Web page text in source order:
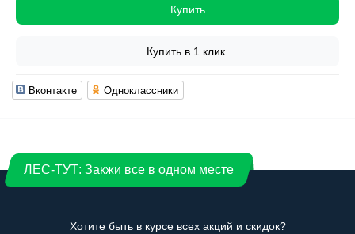
Купить
Купить в 1 клик
Вконтакте Одноклассники
ЛЕС-ТУТ: Закжи все в одном месте
Хотите быть в курсе всех акций и скидок?